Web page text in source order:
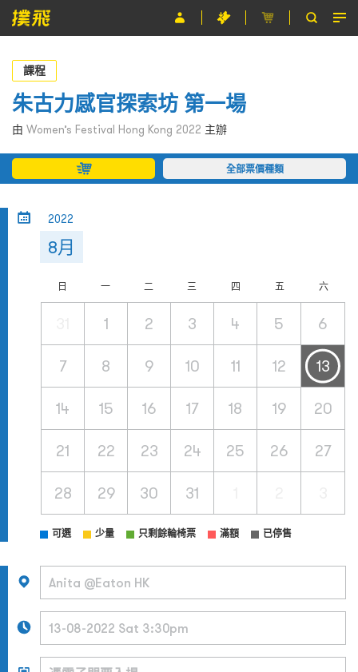
節目
主辦單位
關於撲飛
條款及細則
課程
朱古力感官探索坊 第一場
由 Women’s Festival Hong Kong 2022 主辦
全部票價種類
2022
8月
日 一 二 三 四 五 六
1 2 3 4 5 6
7 8 9 10 11 12 13
14 15 16 17 18 19 20
21 22 23 24 25 26 27
28 29 30 31
可選 少量 只剩餘輪椅票 滿額 已停售